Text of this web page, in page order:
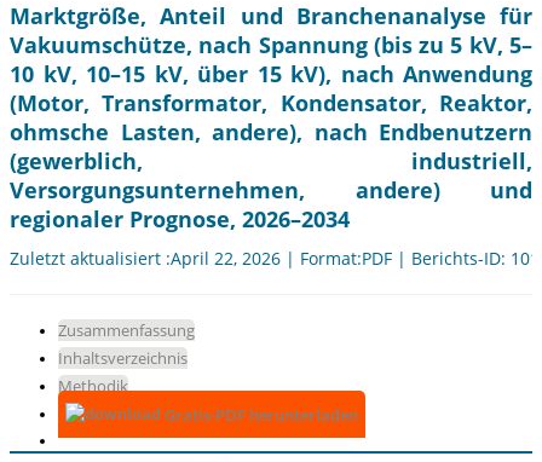
Marktgröße, Anteil und Branchenanalyse für
Vakuumschütze, nach Spannung (bis zu 5 kV, 5–
10 kV, 10–15 kV, über 15 kV), nach Anwendung
(Motor, Transformator, Kondensator, Reaktor,
ohmsche Lasten, andere), nach Endbenutzern
(gewerblich, industriell,
Versorgungsunternehmen, andere) und
regionaler Prognose, 2026–2034
Zuletzt aktualisiert :April 22, 2026 | Format:PDF | Berichts-ID:
Zusammenfassung
Inhaltsverzeichnis
Methodik
Gratis-PDF herunterladen